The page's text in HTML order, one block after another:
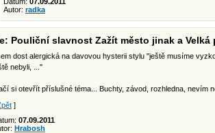
Autor: radka
Pouliční slavnost Zažít město jinak a
dost alergická na davovou hysterii stylu "ještě musíme
nebyli, ..."
si otevřít příslušné téma... Buchty, závod, rozhledna, nevím
]
07.09.2011
Hrabosh